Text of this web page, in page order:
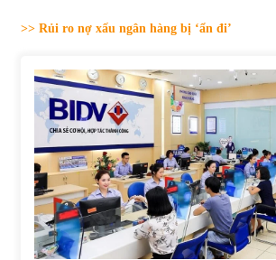
31/05/2022
Bất ổn từ các cuộc đấu giá đất ở
31/05/2022
Tiền gửi vào ngân hàng tiếp tục
31/05/2022
>> Rủi ro nợ xấu ngân hàng bị ‘ẩn đi’